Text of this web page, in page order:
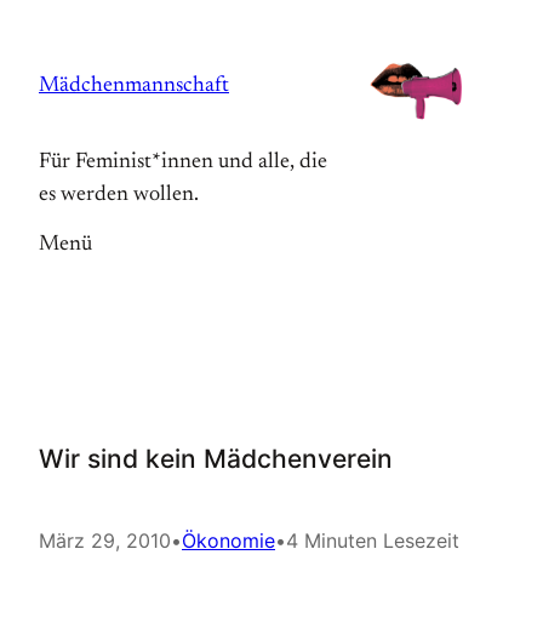
springen
Mädchenmannschaft
Für Feminist*innen und alle, die
es werden wollen.
Menü
Wir sind kein Mädchenverein
März 29, 2010•Ökonomie•4 Minuten Lesezeit